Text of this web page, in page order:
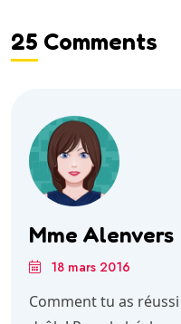
25 Comments
Mme Alenvers
18 mars 2016
Comment tu as